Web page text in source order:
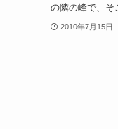
の隣の峰で、そ
2010年7月15日